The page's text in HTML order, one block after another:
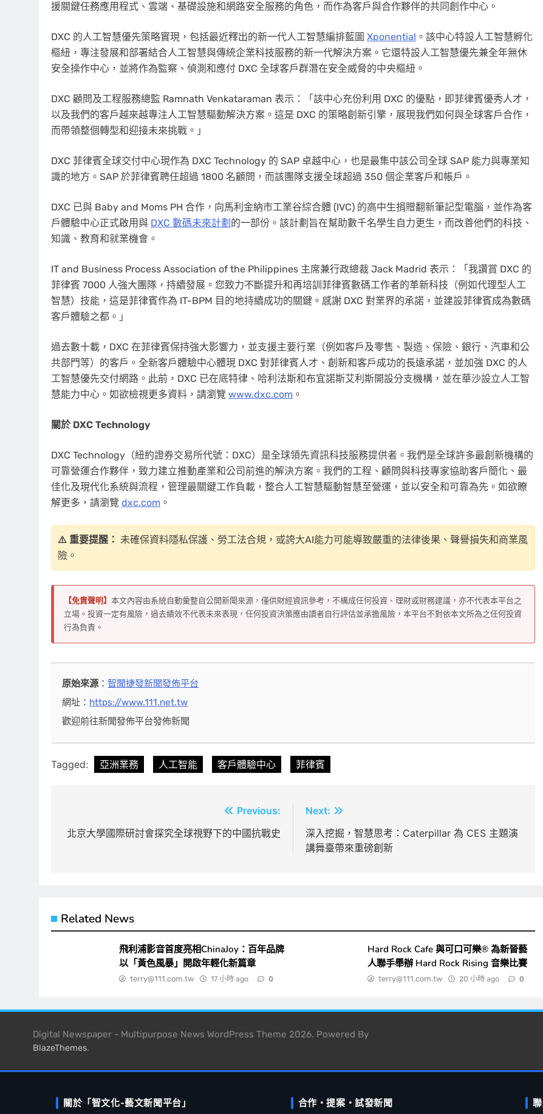
援關鍵任務應用程式、雲端、基礎設施和網路安全服務的角色，而作為客戶與合作夥伴的共同創作中心。
DXC 的人工智慧優先策略實現，包括最近釋出的新一代人工智慧編排藍圖 Xponential 。該中心特設人工智慧孵化
樞紐，專注發展和部署結合人工智慧與傳統企業科技服務的新一代解決方案。它還特設人工智慧優先兼全年無休
安全操作中心，並將作為監察、偵測和應付 DXC 全球客戶群潛在安全威脅的中央樞紐。
DXC 顧問及工程服務總監 Ramnath Venkataraman 表示：「該中心充份利用 DXC 的優點，即菲律賓優秀人才，
以及我們的客戶越來越專注人工智慧驅動解決方案。這是 DXC 的策略創新引擎，展現我們如何與全球客戶合作，
而帶領整個轉型和迎接未來挑戰。」
DXC 菲律賓全球交付中心現作為 DXC Technology 的 SAP 卓越中心，也是最集中該公司全球 SAP 能力與專業知
識的地方。SAP 於菲律賓聘任超過 1800 名顧問，而該團隊支援全球超過 350 個企業客戶和帳戶。
DXC 已與 Baby and Moms PH 合作，向馬利金納市工業谷綜合體 (IVC) 的高中生捐贈翻新筆記型電腦，並作為客
戶體驗中心正式啟用與 DXC 數碼未來計劃 的一部份。該計劃旨在幫助數千名學生自力更生，而改善他們的科技、
知識、教育和就業機會。
IT and Business Process Association of the Philippines 主席兼行政總裁 Jack Madrid 表示：「我讚賞 DXC 的
菲律賓 7000 人強大團隊，持續發展。您致力不斷提升和再培訓菲律賓數碼工作者的革新科技（例如代理型人工
智慧）技能，這是菲律賓作為 IT-BPM 目的地持續成功的關鍵。感謝 DXC 對業界的承諾，並建設菲律賓成為數碼
客戶體驗之都。」
過去數十載，DXC 在菲律賓保持強大影響力，並支援主要行業（例如客戶及零售、製造、保險、銀行、汽車和公
共部門等）的客戶。全新客戶體驗中心體現 DXC 對菲律賓人才、創新和客戶成功的長遠承諾，並加強 DXC 的人
工智慧優先交付網路。此前，DXC 已在底特律、哈利法斯和布宜諾斯艾利斯開設分支機構，並在華沙設立人工智
慧能力中心。如欲檢視更多資料，請瀏覽 www.dxc.com 。
關於 DXC Technology
DXC Technology（紐約證券交易所代號：DXC）是全球領先資訊科技服務提供者。我們是全球許多最創新機構的
可靠營運合作夥伴，致力建立推動產業和公司前進的解決方案。我們的工程、顧問與科技專家協助客戶簡化、最
佳化及現代化系統與流程，管理最關鍵工作負載，整合人工智慧驅動智慧至營運，並以安全和可靠為先。如欲瞭
解更多，請瀏覽 dxc.com 。
⚠️ 重要提醒： 未確保資料隱私保護、勞工法合規，或誇大AI能力可能導致嚴重的法律後果、聲譽損失和商業風
險。
【免責聲明】 本文內容由系統自動彙整自公開新聞來源，僅供財經資訊參考，不構成任何投資、理財或財務建議，亦不代表本平台之
立場。投資一定有風險，過去績效不代表未來表現，任何投資決策應由讀者自行評估並承擔風險，本平台不對依本文所為之任何投資
行為負責。
原始來源 ：智聞捷發新聞發佈平台
網址： https://www.111.net.tw
歡迎前往新聞發佈平台發佈新聞
Tagged: 亞洲業務 人工智能 客戶體驗中心 菲律賓
章
Previous:
北京大學國際研討會探究全球視野下的中國抗戰史
Next:
深入挖掘，智慧思考：Caterpillar 為 CES 主題演
講舞臺帶來重磅創新
Related News
飛利浦影音首度亮相ChinaJoy：百年品牌
以「黃色風暴」開啟年輕化新篇章
terry@111.com.tw 17 小時 ago 0
Hard Rock Cafe 與可口可樂® 為新晉藝
人聯手舉辦 Hard Rock Rising 音樂比賽
terry@111.com.tw 20 小時 ago 0
Digital Newspaper - Multipurpose News WordPress Theme 2026. Powered By
BlazeThemes.
關於「智文化-藝文新聞平台」 合作・提案・試發新聞